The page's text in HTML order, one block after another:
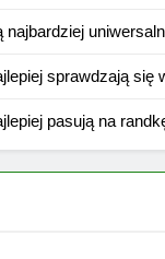
najbardziej
sprawdzają się
pasują na